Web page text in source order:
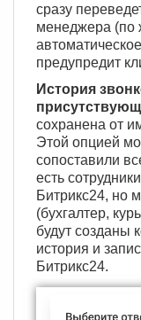
сразу
менеджера (по
предупредит
История
сохранена от
Этой опцией
сопоставили
есть
Битрикс24, но
(бухгалтер,
будут созданы
история и
Битрикс24.